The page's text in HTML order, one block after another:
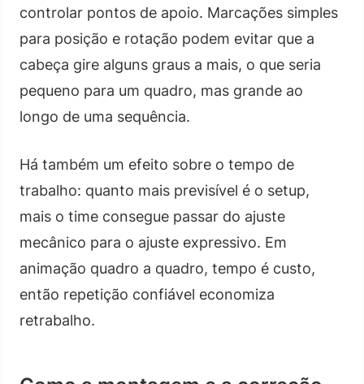
controlar pontos de apoio. Marcações simples
para posição e rotação podem evitar que a
cabeça gire alguns graus a mais, o que seria
pequeno para um quadro, mas grande ao
longo de uma sequência.
Há também um efeito sobre o tempo de
trabalho: quanto mais previsível é o setup,
mais o time consegue passar do ajuste
mecânico para o ajuste expressivo. Em
animação quadro a quadro, tempo é custo,
então repetição confiável economiza
retrabalho.